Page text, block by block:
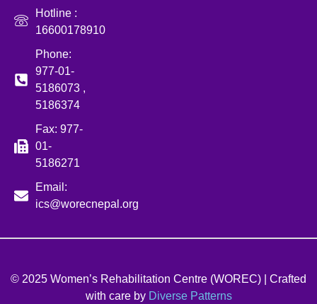
Hotline :
16600178910
Phone:
977-01-
5186073 ,
5186374
Fax: 977-
01-
5186271
Email:
ics@worecnepal.org
© 2025 Women’s Rehabilitation Centre (WOREC) | Crafted
with care by Diverse Patterns